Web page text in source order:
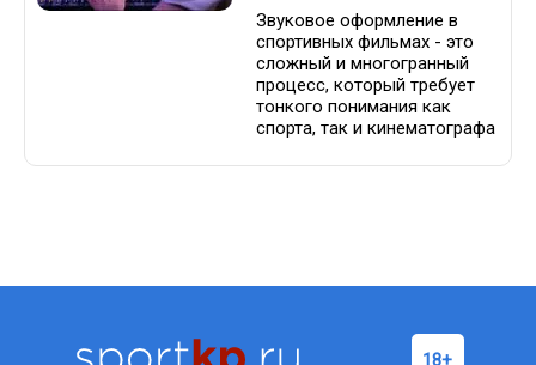
Звуковое оформление в
спортивных фильмах - это
сложный и многогранный
процесс, который требует
тонкого понимания как
спорта, так и кинематографа